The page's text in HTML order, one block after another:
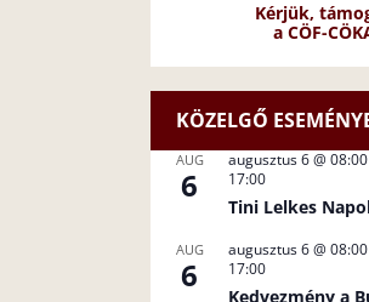
Kérjük,
a CÖF-
KÖZELGŐ
AUG
6
augusztus 6 @ 08:00
17:00
Tini Lelkes
AUG
6
augusztus 6 @ 08:00
17:00
Kedvezmény a